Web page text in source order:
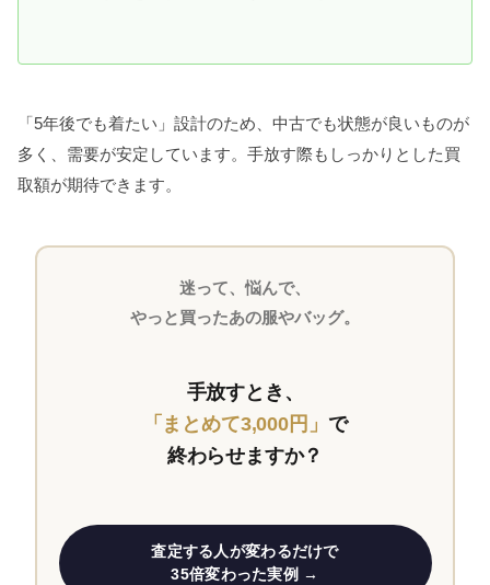
「5年後でも着たい」設計のため、中古でも状態が良いものが
多く、需要が安定しています。手放す際もしっかりとした買
取額が期待できます。
迷って、悩んで、
やっと買ったあの服やバッグ。
手放すとき、
「まとめて3,000円」 で
終わらせますか？
査定する人が変わるだけで
35倍変わった実例 →